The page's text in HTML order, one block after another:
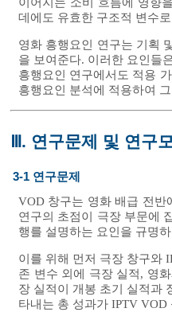
데에도 유효한 구조적 변수
영화 흥행요인 연구는 기획
을 보여준다. 이러한 요인들
흥행요인 연구에서도 적용
흥행요인 분석에 적용하여
Ⅲ. 연구문제 및 연구
3-1 연구문제
VOD 창구는 영화 배급 전반
연구의 초점이 극장 부문에
행를 설명하는 요인을 규명
이를 위해 먼저 극장 창구와
존 변수 외에 극장 실적, 영
장 실적이 개봉 초기 실적과
타내는 총 성과가 IPTV